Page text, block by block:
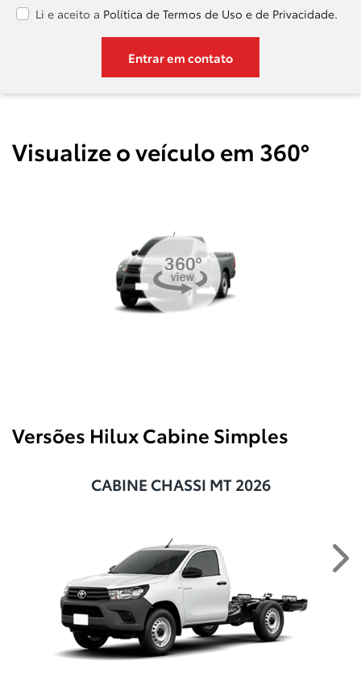
Li e aceito a Política de Termos de Uso e de Privacidade.
Entrar em contato
Visualize o veículo em 360°
Versões Hilux Cabine Simples
CABINE CHASSI MT 2026